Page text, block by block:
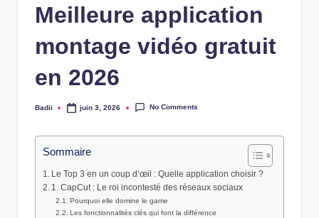
Découvrez
des
experts,
dernières
innovations
Meilleure application
montage vidéo gratuit
en 2026
Posted
Badii juin 3, 2026 No Comments
Sommaire
Le Top 3 en un coup d’œil : Quelle application choisir ?
1. CapCut : Le roi incontesté des réseaux sociaux
Pourquoi elle domine le game
Les fonctionnalités clés qui font la différence